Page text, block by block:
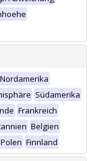
Nordamerika
Südamerika
Frankreich
Belgien
Polen Finnland